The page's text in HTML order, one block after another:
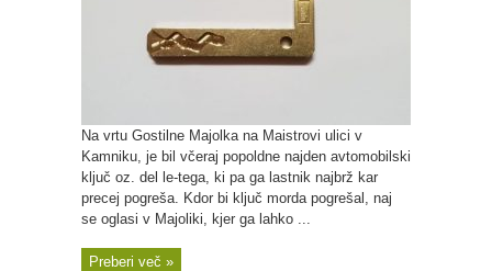
Na vrtu Gostilne Majolka na Maistrovi ulici v
Kamniku, je bil včeraj popoldne najden avtomobilski
ključ oz. del le-tega, ki pa ga lastnik najbrž kar
precej pogreša. Kdor bi ključ morda pogrešal, naj
se oglasi v Majoliki, kjer ga lahko ...
Preberi več »